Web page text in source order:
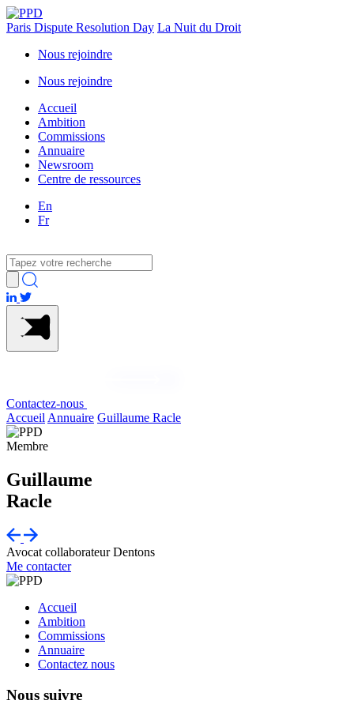
Paris Dispute Resolution Day La Nuit du Droit
Nous rejoindre
Nous rejoindre
Accueil
Ambition
Commissions
Annuaire
Newsroom
Centre de ressources
En
Fr
Contactez-nous
Accueil Annuaire Guillaume Racle
Membre
Guillaume
Racle
Avocat collaborateur Dentons
Me contacter
Accueil
Ambition
Commissions
Annuaire
Contactez nous
Nous suivre